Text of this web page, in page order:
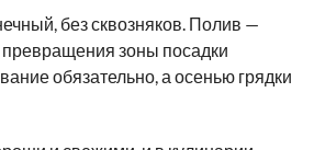
без сквозняков. Полив —
превращения зоны посадки
обязательно, а осенью грядки